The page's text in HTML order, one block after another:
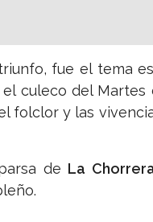
fue el tema
culeco del Martes
folclor y las
de La